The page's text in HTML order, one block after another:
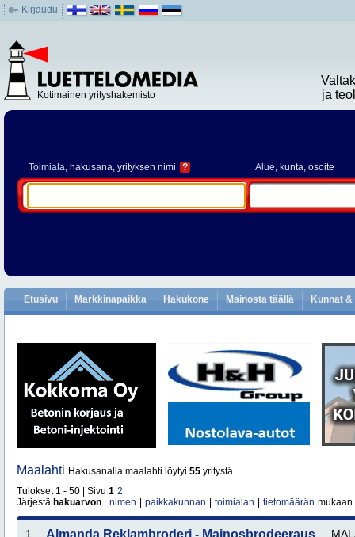
Kirjaudu
Kotimainen yrityshakemisto
ja
Toimiala, hakusana, yrityksen nimi ? Alue, kunta, osoite
Etusivu Markkinapaikka Hakukone Mainosta täällä Kunnat
Maalahti Hakusanalla maalahti löytyi 55 yritystä.
Tulokset 1 - 50 | Sivu 1 2
Järjestä hakuarvon nimen paikkakunnan toimialan tietomäärän mukaan
1. Almanda Reklambroderi - Mainosbrodeeraus